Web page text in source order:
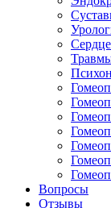
Вопросы
Отзывы